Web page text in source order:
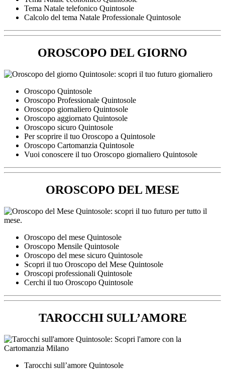
Tema Natale telefonico Quintosole
Calcolo del tema Natale Professionale Quintosole
OROSCOPO DEL GIORNO
Oroscopo Quintosole
Oroscopo Professionale Quintosole
Oroscopo giornaliero Quintosole
Oroscopo aggiornato Quintosole
Oroscopo sicuro Quintosole
Per scoprire il tuo Oroscopo a Quintosole
Oroscopo Cartomanzia Quintosole
Vuoi conoscere il tuo Oroscopo giornaliero Quintosole
OROSCOPO DEL MESE
Oroscopo del mese Quintosole
Oroscopo Mensile Quintosole
Oroscopo del mese sicuro Quintosole
Scopri il tuo Oroscopo del Mese Quintosole
Oroscopi professionali Quintosole
Cerchi il tuo Oroscopo Quintosole
TAROCCHI SULL’AMORE
Tarocchi sull’amore Quintosole